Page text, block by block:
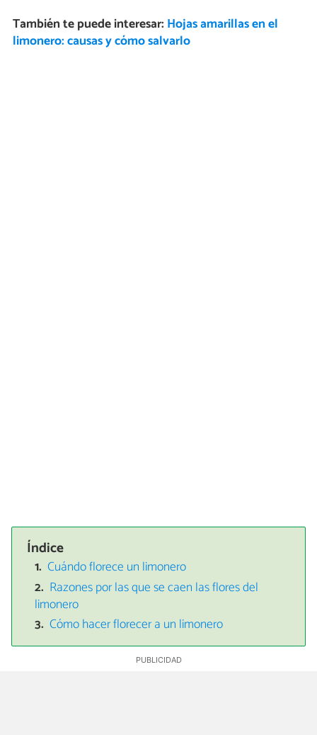
También te puede interesar: Hojas amarillas en el
limonero: causas y cómo salvarlo
Índice
Cuándo florece un limonero
Razones por las que se caen las flores del
limonero
Cómo hacer florecer a un limonero